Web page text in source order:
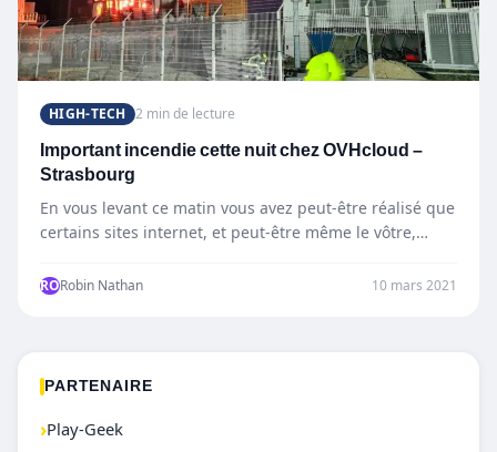
HIGH-TECH 2 min de lecture
Important incendie cette nuit chez OVHcloud –
Strasbourg
En vous levant ce matin vous avez peut-être réalisé que
certains sites internet, et peut-être même le vôtre,…
RORobin Nathan 10 mars 2021
PARTENAIRE
›Play-Geek